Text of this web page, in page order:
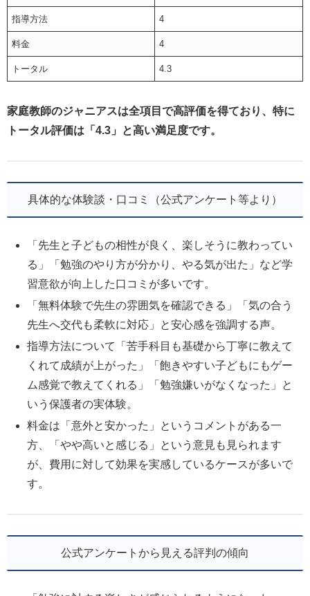
指導方法 4
料金 4
トータル 4.3
家庭教師のジャニアスは全項目で高評価を得ており、特に
トータル評価は「4.3」と高い満足度です。
具体的な体験談・口コミ（公式アンケート等より）
「先生と子どもの相性が良く、楽しそうに教わってい
る」「勉強のやり方が分かり、やる気が出た」など学
習意欲が向上した口コミが多いです。
「無料体験で先生の雰囲気を確認できる」「気の合う
先生へ交代も柔軟に対応」と安心感を強調する声。
指導方法について「苦手科目も基礎から丁寧に教えて
くれて成績が上がった」「飽きやすい子どもにもゲー
ム感覚で教えてくれる」「勉強嫌いがなくなった」と
いう保護者の実体験。
料金は「意外と安かった」というコメントがある一
方、「やや高いと感じる」という意見も見られます
が、費用に対して効果を実感しているケースが多いで
す。
公式アンケートから見える評判の傾向